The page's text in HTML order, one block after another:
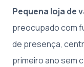
Pequena loja de
preocupado com
de presença,
primeiro ano sem